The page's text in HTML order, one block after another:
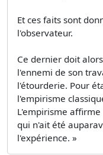
Et ces faits sont
l'observateur.
Ce dernier doit
l'ennemi de son
l'étourderie. Pour
l'empirisme
L'empirisme
qui n'ait été
l'expérience. »